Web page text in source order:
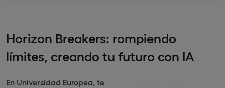
Horizon Breakers: rompiendo
límites, creando tu futuro con IA
En Universidad Europea, te